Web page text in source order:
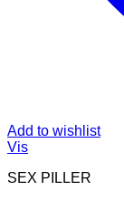
Add to wishlist
Vis
SEX PILLER